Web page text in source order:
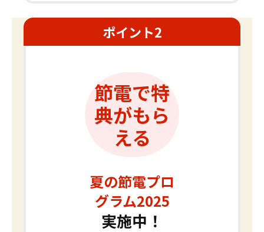
ポイント2
節電で特
典がもら
える
夏の節電プロ
グラム2025
実施中！